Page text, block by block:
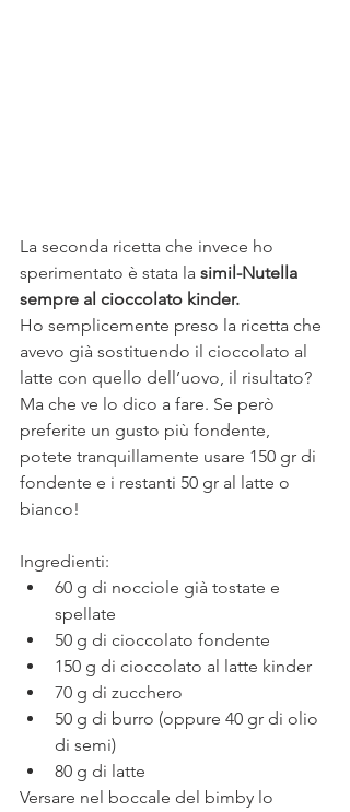
La seconda ricetta che invece ho
sperimentato è stata la simil-Nutella
sempre al cioccolato kinder.
Ho semplicemente preso la ricetta che
avevo già sostituendo il cioccolato al
latte con quello dell’uovo, il risultato?
Ma che ve lo dico a fare. Se però
preferite un gusto più fondente,
potete tranquillamente usare 150 gr di
fondente e i restanti 50 gr al latte o
bianco!
Ingredienti:
60 g di nocciole già tostate e
spellate
50 g di cioccolato fondente
150 g di cioccolato al latte kinder
70 g di zucchero
50 g di burro (oppure 40 gr di olio
di semi)
80 g di latte
Versare nel boccale del bimby lo